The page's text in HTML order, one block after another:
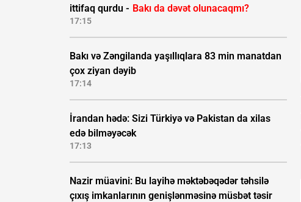
ittifaq qurdu - Bakı da dəvət olunacaqmı?
17:15
Bakı və Zəngilanda yaşıllıqlara 83 min manatdan
çox ziyan dəyib
17:14
İrandan hədə: Sizi Türkiyə və Pakistan da xilas
edə bilməyəcək
17:13
Nazir müavini: Bu layihə məktəbəqədər təhsilə
çıxış imkanlarının genişlənməsinə müsbət təsir